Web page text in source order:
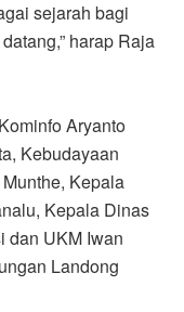
sejarah bagi
harap Raja
Aryanto
Kebudayaan
Kepala
Kepala Dinas
dan UKM Iwan
Landong